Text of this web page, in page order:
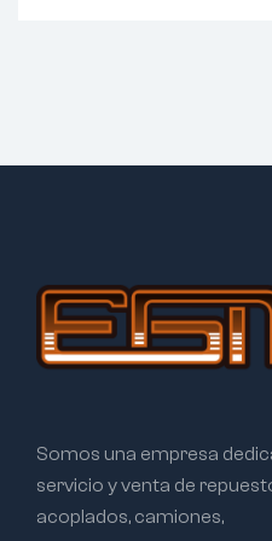
Somos una empresa
servicio y venta de
acoplados, camiones,